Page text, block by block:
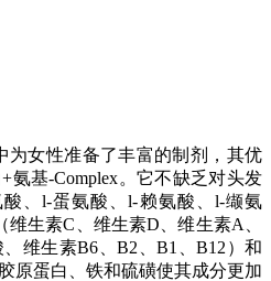
为女性准备了丰富的制剂，其优
氨基-Complex。它不缺乏对头发
、l-蛋氨酸、l-赖氨酸、l-缬氨
生素C、维生素D、维生素A、
维生素B6、B2、B1、B12）和
原蛋白、铁和硫磺使其成分更加